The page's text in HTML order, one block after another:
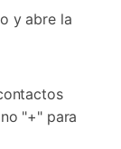
y abre la
"+" para